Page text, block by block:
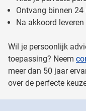
Ontvang binnen
Na akkoord
Wil je persoonlijk
toepassing? Neem
meer dan 50 jaar
over de perfecte